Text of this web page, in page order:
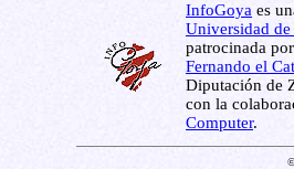
InfoGoya es
Universidad de
patrocinada
Fernando el
Diputación de
con la
Computer.